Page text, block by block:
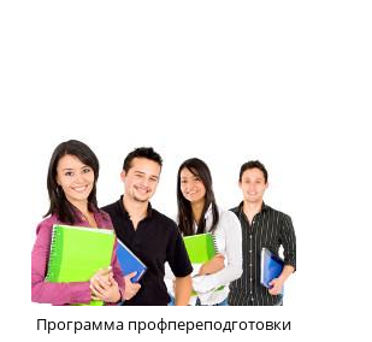
Программа профпереподготовки